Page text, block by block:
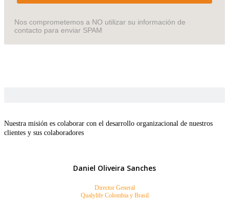
Nos comprometemos a NO utilizar su información de
contacto para enviar SPAM
Nuestra misión es colaborar con el desarrollo organizacional de nuestros
clientes y sus colaboradores
Daniel Oliveira Sanches
Director General
Qualylife Colombia y Brasil